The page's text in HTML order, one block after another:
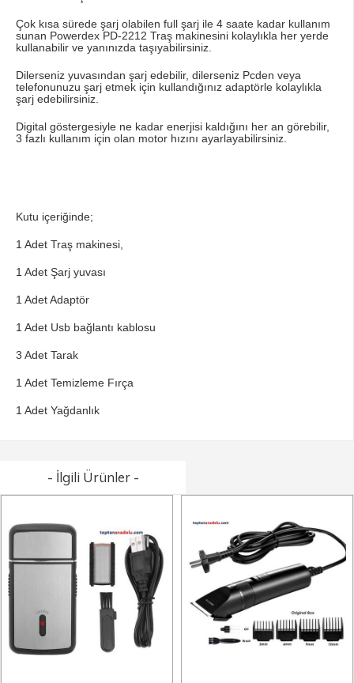
Çok kısa sürede şarj olabilen full şarj ile 4 saate kadar kullanım
sunan Powerdex PD-2212 Traş makinesini kolaylıkla her yerde
kullanabilir ve yanınızda taşıyabilirsiniz.
Dilerseniz yuvasından şarj edebilir, dilerseniz Pcden veya
telefonunuzu şarj etmek için kullandığınız adaptörle kolaylıkla
şarj edebilirsiniz.
Digital göstergesiyle ne kadar enerjisi kaldığını her an görebilir,
3 fazlı kullanım için olan motor hızını ayarlayabilirsiniz.
Kutu içeriğinde;
1 Adet Traş makinesi,
1 Adet Şarj yuvası
1 Adet Adaptör
1 Adet Usb bağlantı kablosu
3 Adet Tarak
1 Adet Temizleme Fırça
1 Adet Yağdanlık
- İlgili Ürünler -